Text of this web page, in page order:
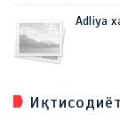
Adliya
Иқтисодиёт